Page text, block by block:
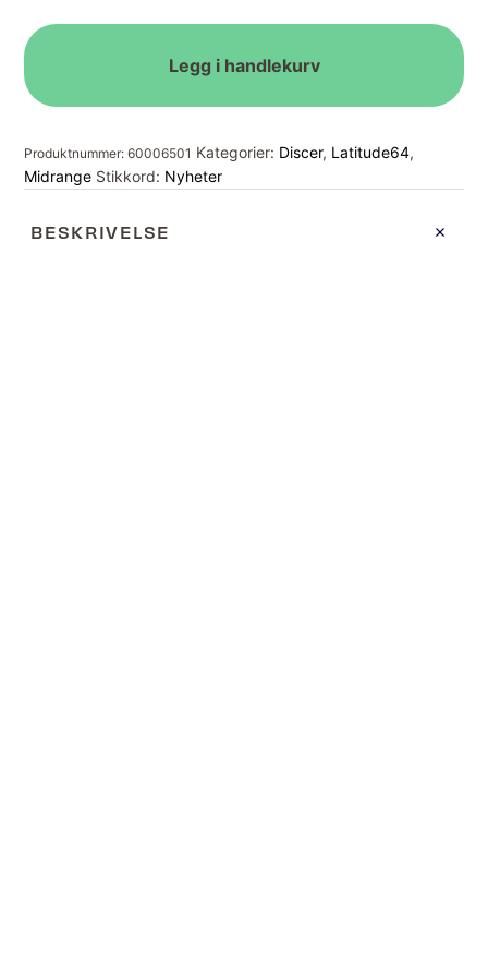
antall
Legg i handlekurv
Produktnummer:60006501 Kategorier: Discer, Latitude64,
Midrange Stikkord: Nyheter
BESKRIVELSE